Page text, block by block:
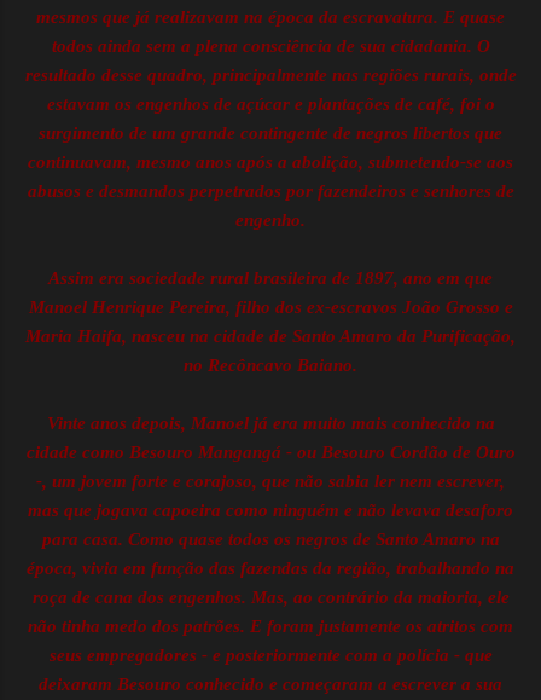
mesmos que já realizavam na época da escravatura. E quase
todos ainda sem a plena consciência de sua cidadania. O
resultado desse quadro, principalmente nas regiões rurais, onde
estavam os engenhos de açúcar e plantações de café, foi o
surgimento de um grande contingente de negros libertos que
continuavam, mesmo anos após a abolição, submetendo-se aos
abusos e desmandos perpetrados por fazendeiros e senhores de
engenho.
Assim era sociedade rural brasileira de 1897, ano em que
Manoel Henrique Pereira, filho dos ex-escravos João Grosso e
Maria Haifa, nasceu na cidade de Santo Amaro da Purificação,
no Recôncavo Baiano.
Vinte anos depois, Manoel já era muito mais conhecido na
cidade como Besouro Mangangá - ou Besouro Cordão de Ouro
-, um jovem forte e corajoso, que não sabia ler nem escrever,
mas que jogava capoeira como ninguém e não levava desaforo
para casa. Como quase todos os negros de Santo Amaro na
época, vivia em função das fazendas da região, trabalhando na
roça de cana dos engenhos. Mas, ao contrário da maioria, ele
não tinha medo dos patrões. E foram justamente os atritos com
seus empregadores - e posteriormente com a polícia - que
deixaram Besouro conhecido e começaram a escrever a sua